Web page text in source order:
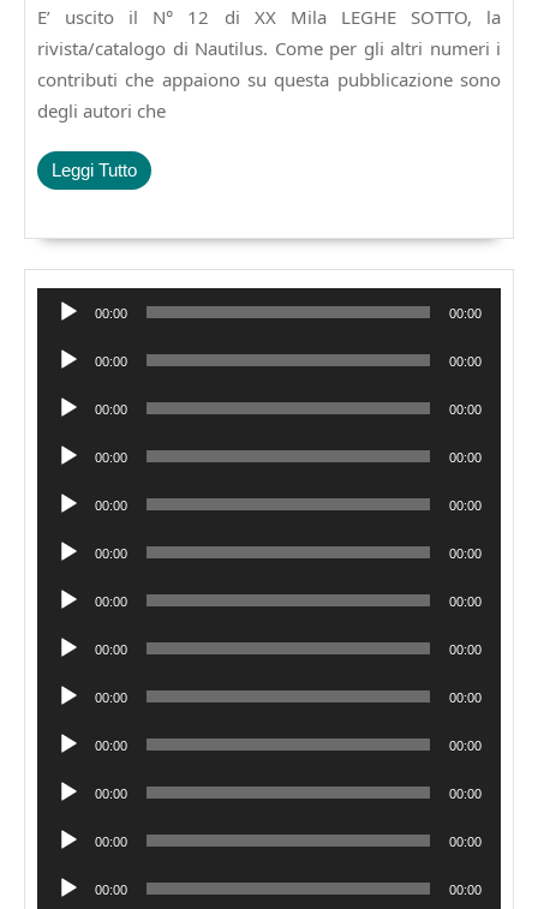
12.
Pagine
192.
2017
E’ uscito il N° 12 di XX Mila LEGHE SOTTO, la
rivista/catalogo di Nautilus. Come per gli altri numeri i
contributi che appaiono su questa pubblicazione sono
degli autori che
Leggi TuttoLeggi
Tutto
Audio
00:00 00:00
Audio
00:00 00:00
Audio
00:00 00:00
Audio
00:00 00:00
Audio
00:00 00:00
Audio
00:00 00:00
Audio
00:00 00:00
Audio
00:00 00:00
Audio
00:00 00:00
Audio
00:00 00:00
Audio
00:00 00:00
Audio
00:00 00:00
Audio
00:00 00:00